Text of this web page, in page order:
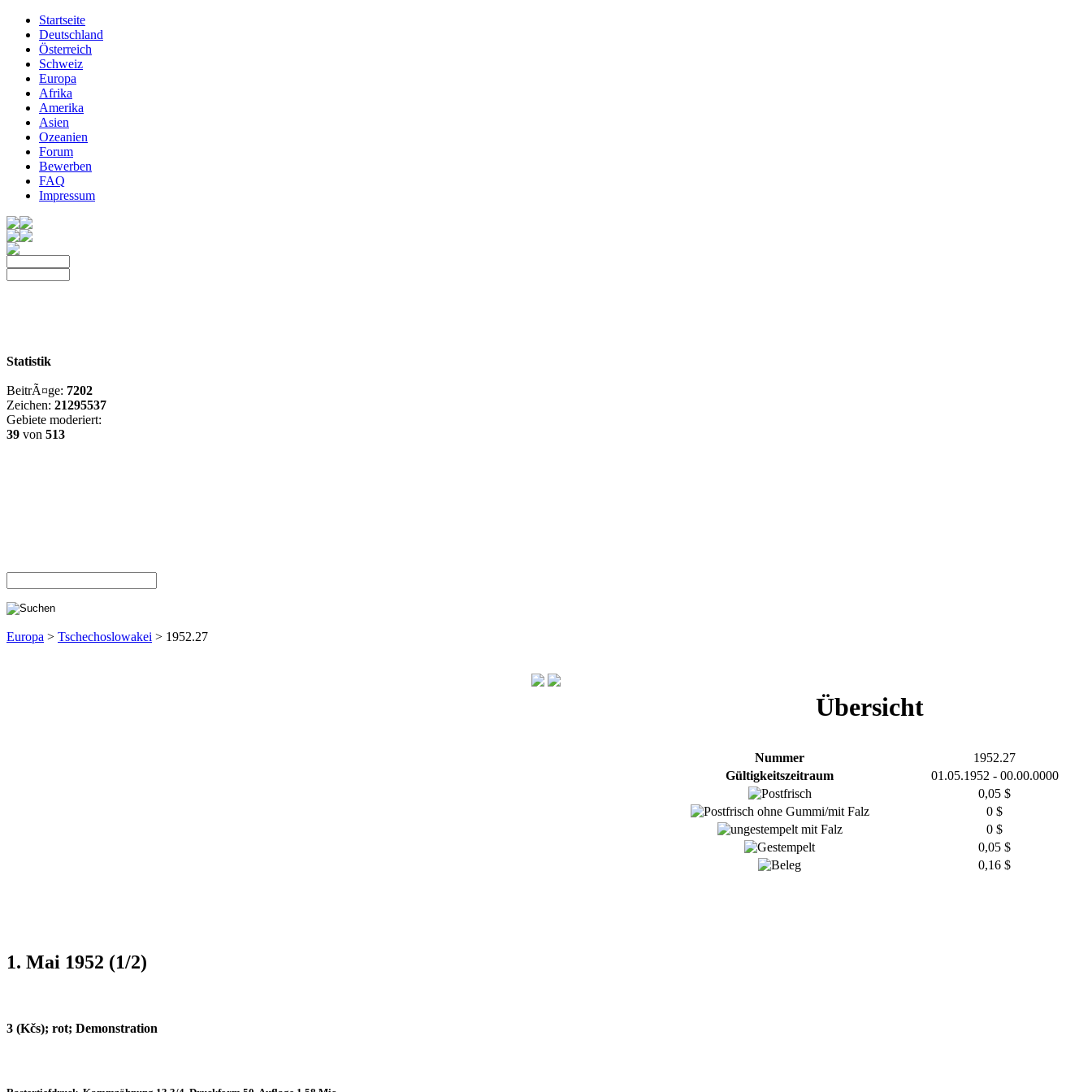
Startseite
Deutschland
Österreich
Schweiz
Europa
Afrika
Amerika
Asien
Ozeanien
Forum
Bewerben
FAQ
Impressum
Statistik
BeitrÃ¤ge: 7202
Zeichen: 21295537
Gebiete moderiert:
39 von 513
Europa > Tschechoslowakei > 1952.27
Übersicht
Nummer
1952.27
Gültigkeitszeitraum
01.05.1952 - 00.00.0000
0,05 $
0 $
0 $
0,05 $
0,16 $
1. Mai 1952 (1/2)
3 (Kčs); rot; Demonstration